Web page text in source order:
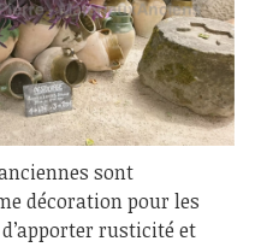
sont
décoration pour les
rusticité et